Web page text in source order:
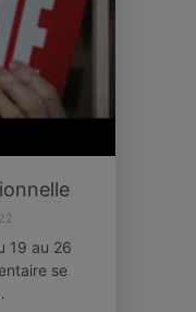
19 au 26
se